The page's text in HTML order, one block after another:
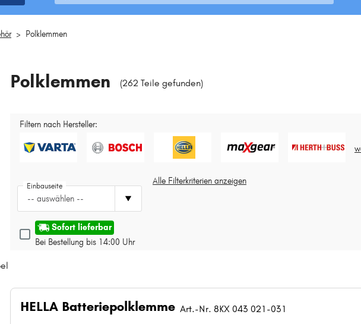
> Polklemmen
Polklemmen (262 Teile gefunden)
Filtern nach Hersteller:
Einbauseite
-- auswählen --
Alle Filterkriterien anzeigen
Sofort lieferbar
Bei Bestellung bis 14:00 Uhr
HELLA Batteriepolklemme Art.-Nr. 8KX 043 021-031